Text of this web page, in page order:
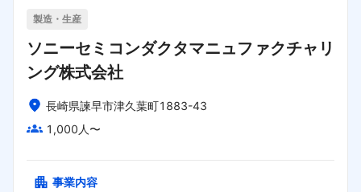
製造・生産
ソニーセミコンダクタマニュファクチャリ
ング株式会社
長崎県諫早市津久葉町1883-43
1,000人〜
事業内容